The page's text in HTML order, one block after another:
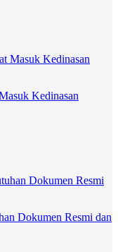
Kedinasan
Dokumen Resmi dan